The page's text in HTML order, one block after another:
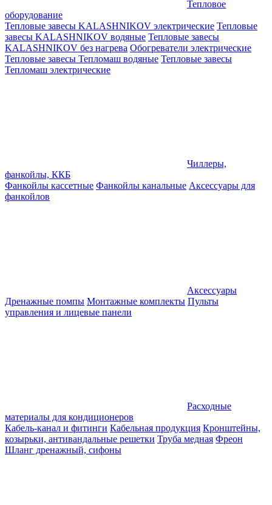
Тепловое
оборудование
Тепловые завесы KALASHNIKOV электрические Тепловые
завесы KALASHNIKOV водяные Тепловые завесы
KALASHNIKOV без нагрева Обогреватели электрические
Тепловые завесы Тепломаш водяные Тепловые завесы
Тепломаш электрические
Чиллеры,
фанкойлы, ККБ
Фанкойлы кассетные Фанкойлы канальные Аксессуары для
фанкойлов
Аксессуары
Дренажные помпы Монтажные комплекты Пульты
управления и лицевые панели
Расходные
материалы для кондиционеров
Кабель-канал и фитинги Кабельная продукция Кронштейны,
козырьки, антивандальные решетки Труба медная Фреон
Шланг дренажный, сифоны